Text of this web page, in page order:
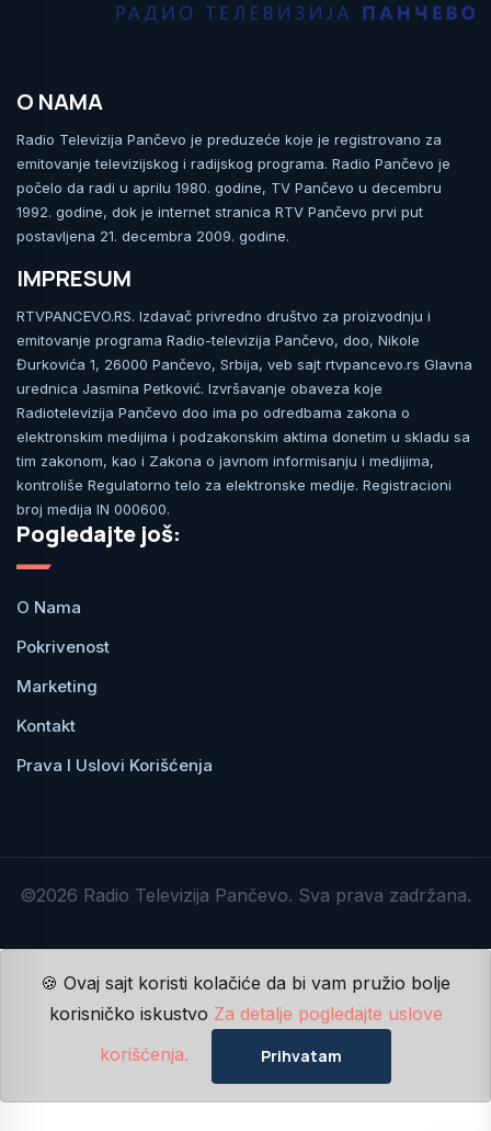
O NAMA
Radio Televizija Pančevo je preduzeće koje je registrovano za
emitovanje televizijskog i radijskog programa. Radio Pančevo je
počelo da radi u aprilu 1980. godine, TV Pančevo u decembru
1992. godine, dok je internet stranica RTV Pančevo prvi put
postavljena 21. decembra 2009. godine.
IMPRESUM
RTVPANCEVO.RS. Izdavač privredno društvo za proizvodnju i
emitovanje programa Radio-televizija Pančevo, doo, Nikole
Đurkovića 1, 26000 Pančevo, Srbija, veb sajt rtvpancevo.rs Glavna
urednica Jasmina Petković. Izvršavanje obaveza koje
Radiotelevizija Pančevo doo ima po odredbama zakona o
elektronskim medijima i podzakonskim aktima donetim u skladu sa
tim zakonom, kao i Zakona o javnom informisanju i medijima,
kontroliše Regulatorno telo za elektronske medije. Registracioni
broj medija IN 000600.
Pogledajte još:
O Nama
Pokrivenost
Marketing
Kontakt
Prava I Uslovi Korišćenja
©2026 Radio Televizija Pančevo. Sva prava zadržana.
🍪 Ovaj sajt koristi kolačiće da bi vam pružio bolje
korisničko iskustvo Za detalje pogledajte uslove
korišćenja.
Prihvatam